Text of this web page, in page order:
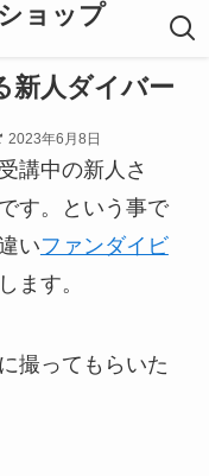
ョップ
新人ダイバー
2023年6月8日
講中の新人さ
す。という事で
いファンダイビ
ます。
撮ってもらいた